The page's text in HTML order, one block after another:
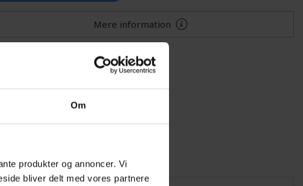
Om
produkter og annoncer. Vi
bliver delt med vores partnere
Mere information